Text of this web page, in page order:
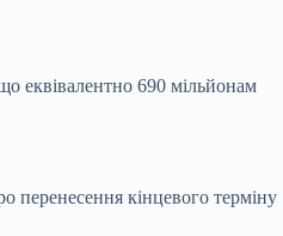
еквівалентно 690 мільйонам
кінцевого терміну